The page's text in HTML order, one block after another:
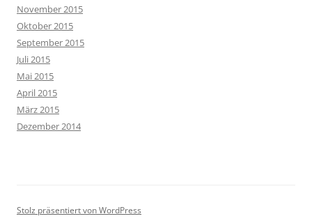
November 2015
Oktober 2015
September 2015
Juli 2015
Mai 2015
April 2015
März 2015
Dezember 2014
Stolz präsentiert von WordPress